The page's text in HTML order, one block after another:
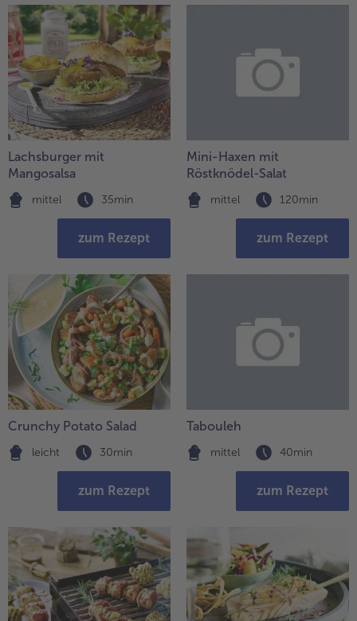
Weiterempfehlen &
Lachsburger mit
Mangosalsa
mittel 35min
zum Rezept
Mini-Haxen mit
Röstknödel-Salat
mittel 120min
zum Rezept
Crunchy Potato Salad
leicht 30min
zum Rezept
Tabouleh
mittel 40min
zum Rezept